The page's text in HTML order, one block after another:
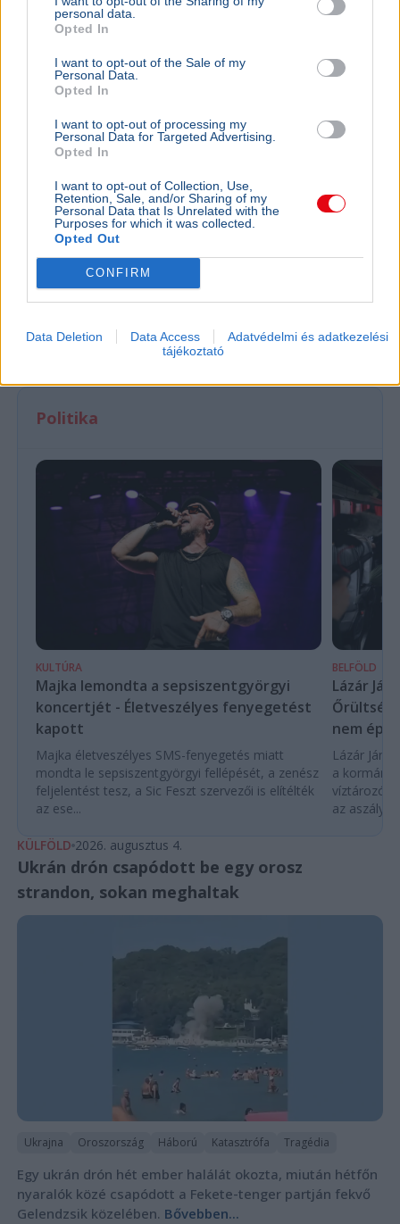
personal data.
Opted In
I want to opt-out of the Sale of my
Personal Data.
Opted In
I want to opt-out of processing my
Personal Data for Targeted Advertising.
Opted In
I want to opt-out of Collection, Use,
Retention, Sale, and/or Sharing of my
Personal Data that Is Unrelated with the
Purposes for which it was collected.
Opted Out
CONFIRM
Data Deletion Data Access
Adatvédelmi és adatkezelési
tájékoztató
Ukrajna NATO Oroszország
ország soha nem fog csatlakozni a NATO-hoz, helyette
más katonai szövetségeket javasol.
Politika
KULTÚRA
Majka lemondta a sepsiszentgyörgyi
koncertjét - Életveszélyes fenyegetést
kapott
Majka életveszélyes SMS-fenyegetés miatt
mondta le sepsiszentgyörgyi fellépését, a zenész
feljelentést tesz, a Sic Feszt szervezői is elítélték
az ese...
BELFÖLD
Lázár
Őrültség
nem
Lázár
a kormány
az
KÜLFÖLD 2026. augusztus 4.
Ukrán drón csapódott be egy orosz
strandon, sokan meghaltak
Ukrajna Oroszország Háború Katasztrófa Tragédia
Egy ukrán drón hét ember halálát okozta, miután hétfőn
nyaralók közé csapódott a Fekete-tenger partján fekvő
Gelendzsik közelében. Bővebben...